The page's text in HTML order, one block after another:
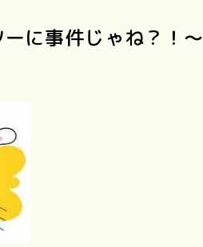
に事件じゃね？！〜